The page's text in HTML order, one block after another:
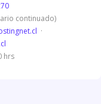
continuado)
·
hrs